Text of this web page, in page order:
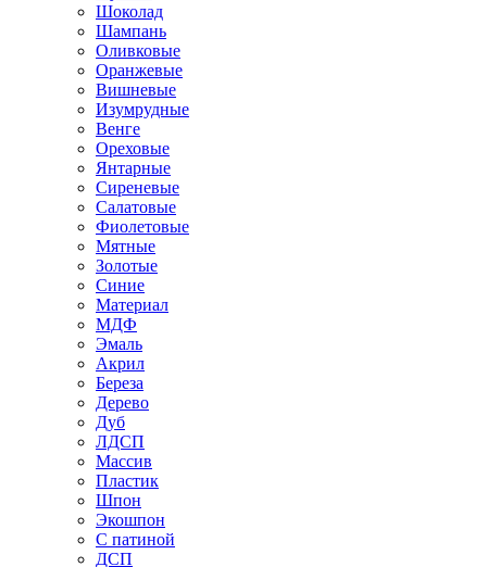
Шоколад
Шампань
Оливковые
Оранжевые
Вишневые
Изумрудные
Венге
Ореховые
Янтарные
Сиреневые
Салатовые
Фиолетовые
Мятные
Золотые
Синие
Материал
МДФ
Эмаль
Акрил
Береза
Дерево
Дуб
ЛДСП
Массив
Пластик
Шпон
Экошпон
С патиной
ДСП